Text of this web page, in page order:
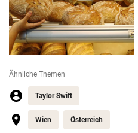
Ähnliche Themen
Taylor Swift
Wien Österreich